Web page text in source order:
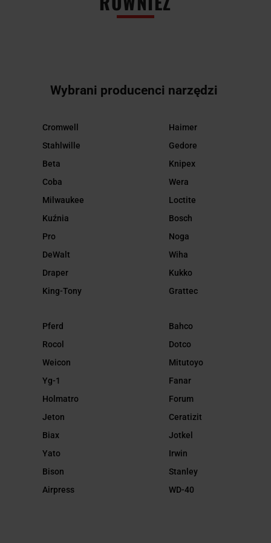
Wybrani producenci narzędzi
Cromwell
Stahlwille
Beta
Coba
Milwaukee
Kuźnia
Pro
DeWalt
Draper
King-Tony
Haimer
Gedore
Knipex
Wera
Loctite
Bosch
Noga
Wiha
Kukko
Grattec
Pferd
Rocol
Weicon
Yg-1
Holmatro
Jeton
Biax
Yato
Bison
Airpress
Bahco
Dotco
Mitutoyo
Fanar
Forum
Ceratizit
Jotkel
Irwin
Stanley
WD-40